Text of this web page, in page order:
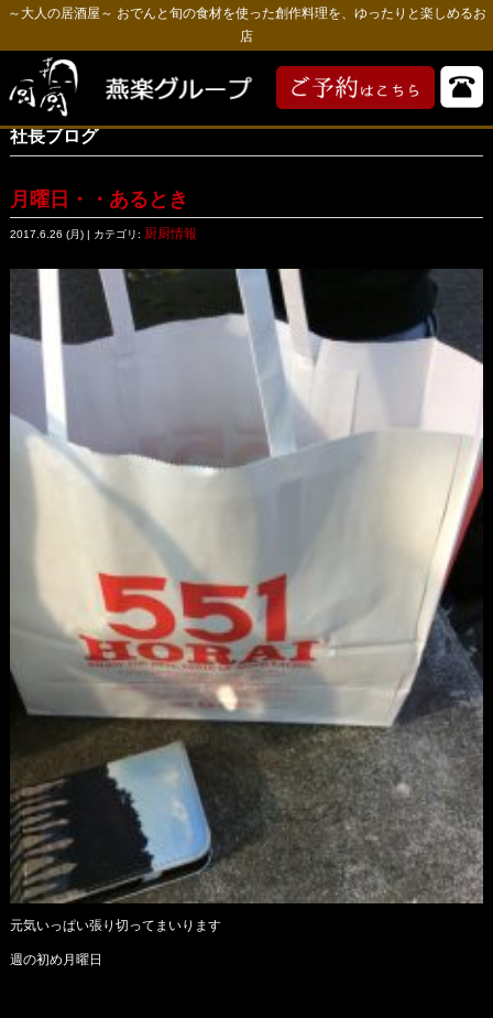
～大人の居酒屋～ おでんと旬の食材を使った創作料理を、ゆったりと楽しめるお
店
社長ブログ
月曜日・・あるとき
2017.6.26 (月) | カテゴリ: 厨厨情報
元気いっぱい張り切ってまいります
週の初め月曜日